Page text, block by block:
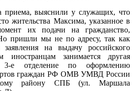
приема, выяснили у служащих, что
жительства Максима, указанное в
их подачи на гражданство,
пришли мы не по адресу, так как
на выдачу российского
иностранцам занимается другая
3-е отделение по оформлению
граждан РФ ОМВ УМВД России
району СПБ (ул. Маршала